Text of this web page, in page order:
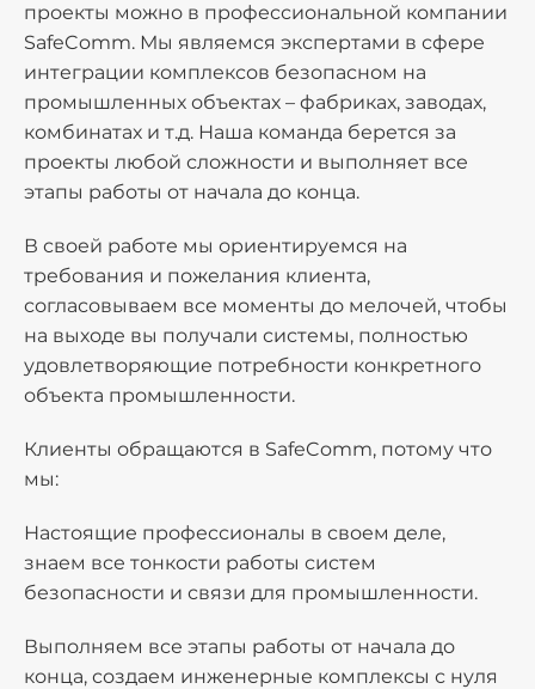
проекты можно в профессиональной компании
SafeComm. Мы являемся экспертами в сфере
интеграции комплексов безопасном на
промышленных объектах – фабриках, заводах,
комбинатах и т.д. Наша команда берется за
проекты любой сложности и выполняет все
этапы работы от начала до конца.
В своей работе мы ориентируемся на
требования и пожелания клиента,
согласовываем все моменты до мелочей, чтобы
на выходе вы получали системы, полностью
удовлетворяющие потребности конкретного
объекта промышленности.
Клиенты обращаются в SafeComm, потому что
мы:
Настоящие профессионалы в своем деле,
знаем все тонкости работы систем
безопасности и связи для промышленности.
Выполняем все этапы работы от начала до
конца, создаем инженерные комплексы с нуля